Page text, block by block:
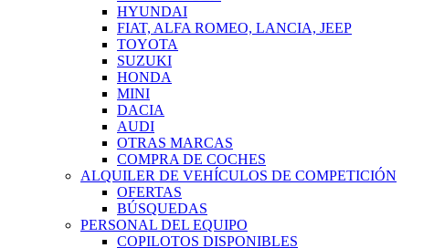
HYUNDAI
FIAT, ALFA ROMEO, LANCIA, JEEP
TOYOTA
SUZUKI
HONDA
MINI
DACIA
AUDI
OTRAS MARCAS
COMPRA DE COCHES
ALQUILER DE VEHÍCULOS DE COMPETICIÓN
OFERTAS
BÚSQUEDAS
PERSONAL DEL EQUIPO
COPILOTOS DISPONIBLES